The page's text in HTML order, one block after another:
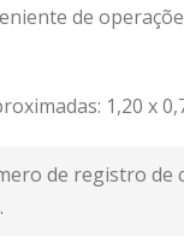
de
1,20 x
de registro de